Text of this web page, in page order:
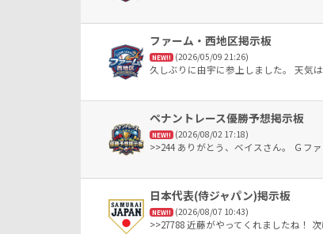
ファーム・西地区掲示板
NEW!! (2026/05/09 21:26)
久しぶりに由宇に参上しました。 天気
ペナントレース優勝予想掲示板
NEW!! (2026/08/02 17:18)
>>244 ありがとう、ベイスさん。 Ｇフ
日本代表(侍ジャパン)掲示板
NEW!! (2026/08/07 10:43)
>>27788 近藤がやってくれましたね！ 次